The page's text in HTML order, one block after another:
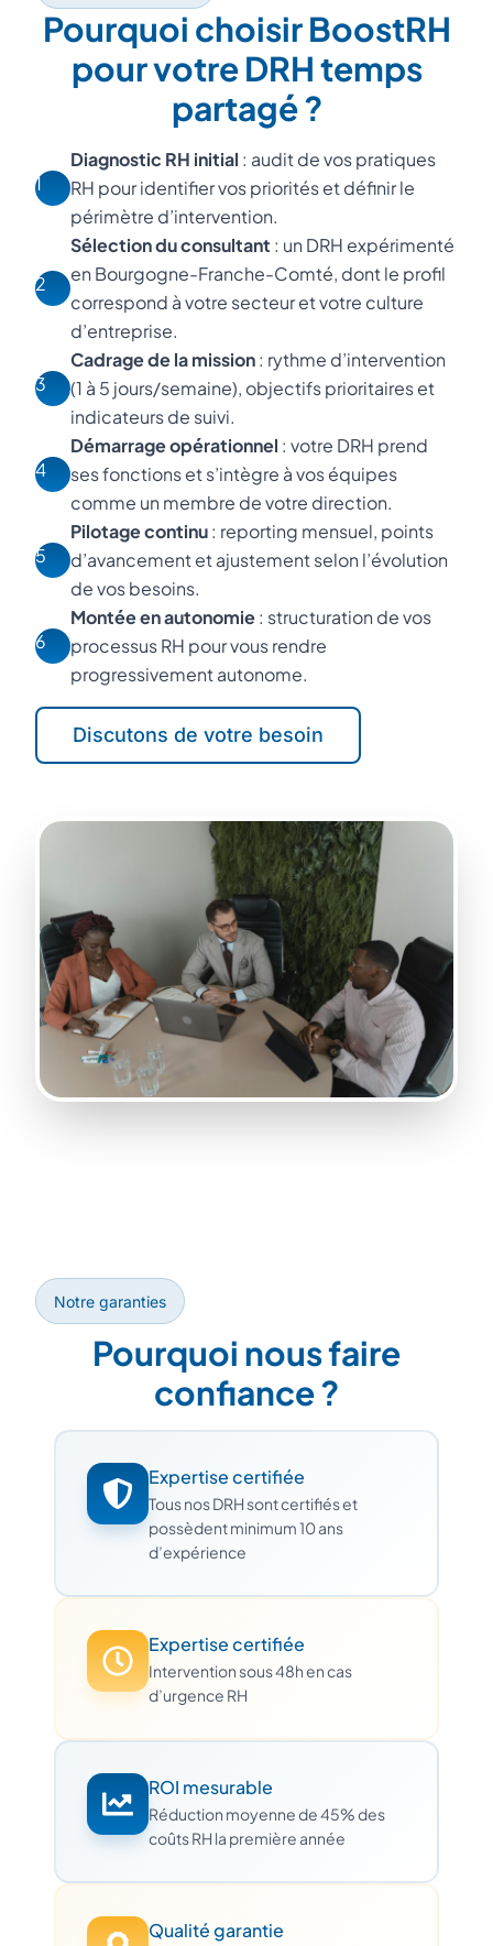
Pourquoi choisir BoostRH
pour votre DRH temps
partagé ?
1
Diagnostic RH initial : audit de vos pratiques
RH pour identifier vos priorités et définir le
périmètre d’intervention.
2
Sélection du consultant : un DRH expérimenté
en Bourgogne-Franche-Comté, dont le profil
correspond à votre secteur et votre culture
d’entreprise.
3
Cadrage de la mission: rythme d’intervention
(1 à 5 jours/semaine), objectifs prioritaires et
indicateurs de suivi.
4
Démarrage opérationnel : votre DRH prend
ses fonctions et s’intègre à vos équipes
comme un membre de votre direction.
5
Pilotage continu: reporting mensuel, points
d’avancement et ajustement selon l’évolution
de vos besoins.
6
Montée en autonomie: structuration de vos
processus RH pour vous rendre
progressivement autonome.
Discutons de votre besoin
Notre garanties
Pourquoi nous faire
confiance ?
Expertise certifiée
Tous nos DRH sont certifiés et
possèdent minimum 10 ans
d’expérience
Expertise certifiée
Intervention sous 48h en cas
d’urgence RH
ROI mesurable
Réduction moyenne de 45% des
coûts RH la première année
Qualité garantie